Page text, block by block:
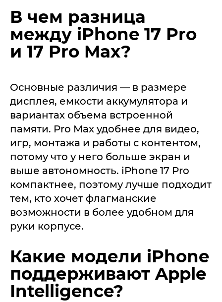
В чем разница
между iPhone 17 Pro
и 17 Pro Max?
Основные различия — в размере
дисплея, емкости аккумулятора и
вариантах объема встроенной
памяти. Pro Max удобнее для видео,
игр, монтажа и работы с контентом,
потому что у него больше экран и
выше автономность. iPhone 17 Pro
компактнее, поэтому лучше подходит
тем, кто хочет флагманские
возможности в более удобном для
руки корпусе.
Какие модели iPhone
поддерживают Apple
Intelligence?